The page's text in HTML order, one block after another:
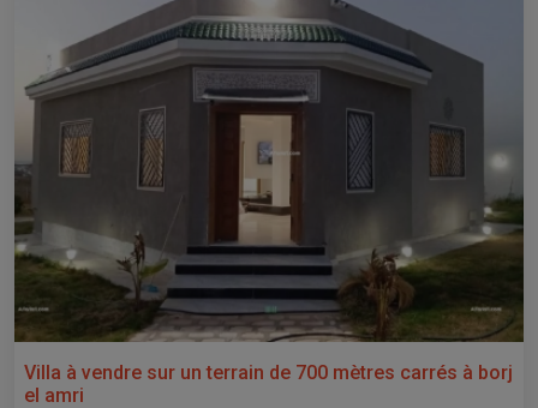
Villa à vendre sur un terrain de 700 mètres carrés à borj
el amri